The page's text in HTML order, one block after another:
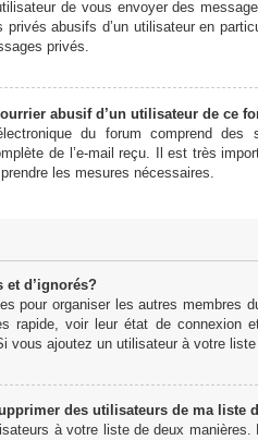
de vous envoyer des
abusifs d’un utilisateur en
privés.
abusif d’un utilisateur de ce
du forum comprend
de l’e-mail reçu. Il est très
les mesures nécessaires.
et d’ignorés?
pour organiser les autres membres
rapide, voir leur état de connexion
vous ajoutez un utilisateur à votre
des utilisateurs de ma liste
à votre liste de deux